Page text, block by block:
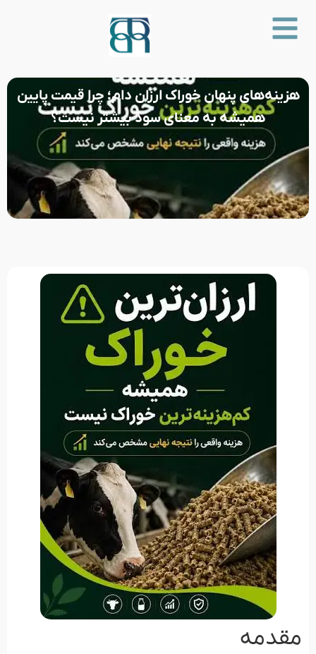
هزینه‌های پنهان خوراک ارزان دام؛ چرا قیمت پایین
همیشه به معنای سود بیشتر نیست؟
مقدمه